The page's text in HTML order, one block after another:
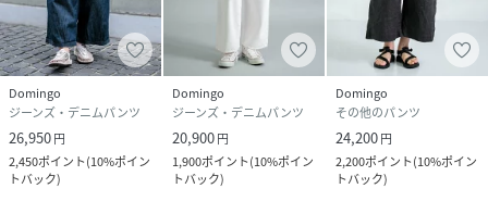
品番
14-0384D-298-S RV2433
Domingo
ジーンズ・デニムパンツ
26,950円
2,450ポイント(10%ポイン
トバック)
Domingo
ジーンズ・デニムパンツ
20,900円
1,900ポイント(10%ポイン
トバック)
Domingo
その他のパンツ
24,200円
2,200ポイント(10%ポイン
トバック)